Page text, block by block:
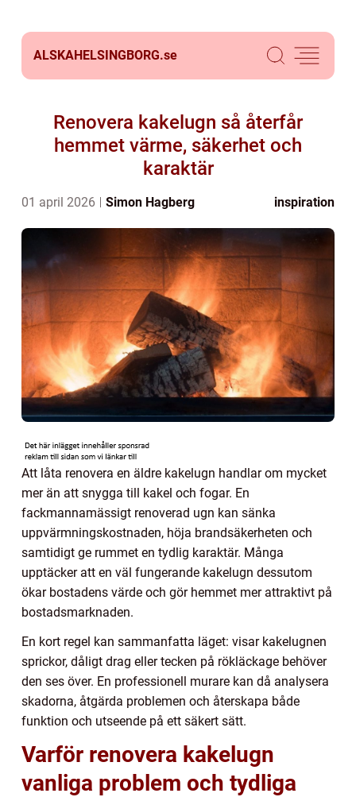
ALSKAHELSINGBORG.se
Renovera kakelugn så återfår
hemmet värme, säkerhet och
karaktär
01 april 2026 Simon Hagberg inspiration
Att låta renovera en äldre kakelugn handlar om mycket
mer än att snygga till kakel och fogar. En
fackmannamässigt renoverad ugn kan sänka
uppvärmningskostnaden, höja brandsäkerheten och
samtidigt ge rummet en tydlig karaktär. Många
upptäcker att en väl fungerande kakelugn dessutom
ökar bostadens värde och gör hemmet mer attraktivt på
bostadsmarknaden.
En kort regel kan sammanfatta läget: visar kakelugnen
sprickor, dåligt drag eller tecken på rökläckage behöver
den ses över. En professionell murare kan då analysera
skadorna, åtgärda problemen och återskapa både
funktion och utseende på ett säkert sätt.
Varför renovera kakelugn
vanliga problem och tydliga